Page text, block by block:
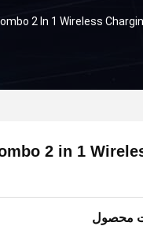
2 In 1 Wireless
2 in 1
محصول